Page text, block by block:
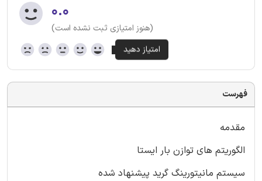
۰.۰
(هنوز امتیازی ثبت نشده است)
فهرست
مقدمه
الگوریتم های توازن بار ایستا
سیستم مانیتورینگ گرید پیشنهاد شده